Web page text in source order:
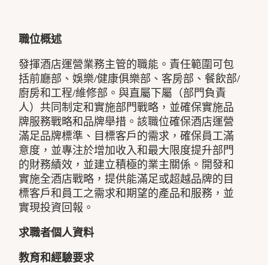
職位概述
發揮酒店運營業務主管的職能。責任範圍可包
括前廳部、娛樂/健康俱樂部、客房部、餐飲部/
廚房和工程/維修部。與直屬下屬（部門負責
人）共同制定和實施部門戰略，並確保實施品
牌服務戰略和品牌舉措。該職位確保酒店運營
滿足品牌標準、目標客戶的需求，確保員工滿
意度，並專注於增加收入和最大限度提升部門
的財務績效，並建立積極的業主關係。開發和
實施全酒店戰略，提供能滿足或超越品牌的目
標客戶和員工之需求和期望的產品和服務，並
實現投資回報。
求職者個人資料
教育和經驗要求